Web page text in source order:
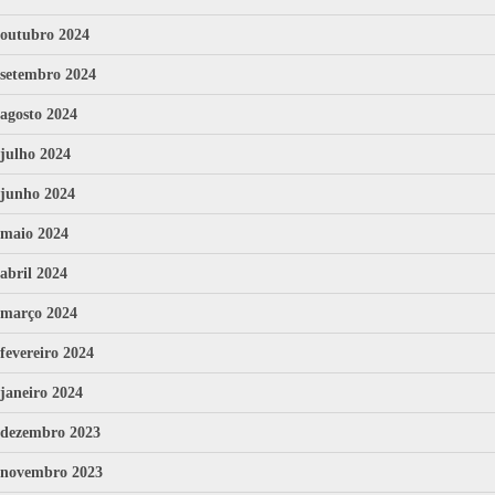
outubro 2024
setembro 2024
agosto 2024
julho 2024
junho 2024
maio 2024
abril 2024
março 2024
fevereiro 2024
janeiro 2024
dezembro 2023
novembro 2023